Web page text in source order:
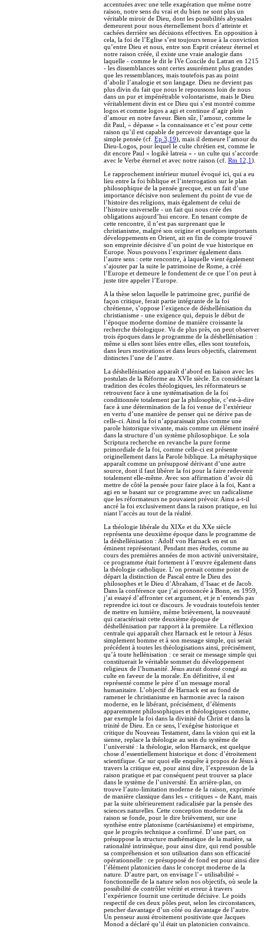
accentuées avec une telle exagération que même notre
raison, notre sens du vrai et du bien ne sont plus un
véritable miroir de Dieu, dont les possibilités abyssales
demeurent pour nous éternellement hors d’atteinte et
cachées derrière ses décisions effectives. En opposition à
cela, la foi de l’Eglise s’est toujours tenue à la conviction
qu’entre Dieu et nous, entre son Esprit créateur éternel et
notre raison créée, il existe une vraie analogie dans
laquelle - comme le dit le IVe Concile du Latran en 1215
- les dissemblances sont certes assurément plus grandes
que les ressemblances, mais toutefois pas au point
d’abolir l’analogie et son langage. Dieu ne devient pas
plus divin du fait que nous le repoussons loin de nous
dans un pur et impénétrable volontarisme, mais le Dieu
véritablement divin est ce Dieu qui s’est montré comme
logos et comme logos a agi et continue d’agir plein
d’amour en notre faveur. Bien sûr, l’amour, comme le
dit Paul, « dépasse » la connaissance et c’est pour cette
raison qu’il est capable de percevoir davantage que la
simple pensée (cf. Ep 3,19), mais il demeure l’amour du
Dieu-Logos, pour lequel le culte chrétien est, comme le
dit encore Paul « logikè latreia » - un culte qui s’accorde
avec le Verbe éternel et avec notre raison (cf. Rm 12,1).
Le rapprochement intérieur mutuel évoqué ici, qui a eu
lieu entre la foi biblique et l’interrogation sur le plan
philosophique de la pensée grecque, est un fait d’une
importance décisive non seulement du point de vue de
l’histoire des religions, mais également de celui de
l’histoire universelle - un fait qui nous crée des
obligations aujourd’hui encore. En tenant compte de
cette rencontre, il n’est pas surprenant que le
christianisme, malgré son origine et quelques importants
développements en Orient, ait en fin de compte trouvé
son empreinte décisive d’un point de vue historique en
Europe. Nous pouvons l’exprimer également dans
l’autre sens : cette rencontre, à laquelle vient également
s’ajouter par la suite le patrimoine de Rome, a créé
l’Europe et demeure le fondement de ce que l’on peut à
juste titre appeler l’Europe.
A la thèse selon laquelle le patrimoine grec, purifié de
façon critique, ferait partie intégrante de la foi
chrétienne, s’oppose l’exigence de déshellénisation du
christianisme - une exigence qui, depuis le début de
l’époque moderne domine de manière croissante la
recherche théologique. Vu de plus près, on peut observer
trois époques dans le programme de la déshellénisation :
même si elles sont liées entre elles, elles sont toutefois,
dans leurs motivations et dans leurs objectifs, clairement
distinctes l’une de l’autre.
La déshellénisation apparaît d’abord en liaison avec les
postulats de la Réforme au XVIe siècle. En considérant la
tradition des écoles théologiques, les réformateurs se
retrouvent face à une systématisation de la foi
conditionnée totalement par la philosophie, c’est-à-dire
face à une détermination de la foi venue de l’extérieur
en vertu d’une manière de penser qui ne dérive pas de
celle-ci. Ainsi la foi n’apparaissait plus comme une
parole historique vivante, mais comme un élément inséré
dans la structure d’un système philosophique. Le sola
Scriptura recherche en revanche la pure forme
primordiale de la foi, comme celle-ci est présente
originellement dans la Parole biblique. La métaphysique
apparaît comme un présupposé dérivant d’une autre
source, dont il faut libérer la foi pour la faire redevenir
totalement elle-même. Avec son affirmation d’avoir dû
mettre de côté la pensée pour faire place à la foi, Kant a
agi en se basant sur ce programme avec un radicalisme
que les réformateurs ne pouvaient prévoir. Ainsi a-t-il
ancré la foi exclusivement dans la raison pratique, en lui
niant l’accès au tout de la réalité.
La théologie libérale du XIXe et du XXe siècle
représenta une deuxième époque dans le programme de
la déshellénisation : Adolf von Harnack en est un
éminent représentant. Pendant mes études, comme au
cours des premières années de mon activité universitaire,
ce programme était fortement à l’œuvre également dans
la théologie catholique. L’on prenait comme point de
départ la distinction de Pascal entre le Dieu des
philosophes et le Dieu d’Abraham, d’Isaac et de Jacob.
Dans la conférence que j’ai prononcée à Bonn, en 1959,
j’ai essayé d’affronter cet argument, et je n’entends pas
reprendre ici tout ce discours. Je voudrais toutefois tenter
de mettre en lumière, même brièvement, la nouveauté
qui caractérisait cette deuxième époque de
déshellénisation par rapport à la première. La réflexion
centrale qui apparaît chez Harnack est le retour à Jésus
simplement homme et à son message simple, qui serait
précédent à toutes les théologisations ainsi, précisément,
qu’à toute hellénisation : ce serait ce message simple qui
constituerait le véritable sommet du développement
religieux de l’humanité. Jésus aurait donné congé au
culte en faveur de la morale. En définitive, il est
représenté comme le père d’un message moral
humanitaire. L’objectif de Harnack est au fond de
ramener le christianisme en harmonie avec la raison
moderne, en le libérant, précisément, d’éléments
apparemment philosophiques et théologiques comme,
par exemple la foi dans la divinité du Christ et dans la
trinité de Dieu. En ce sens, l’exégèse historique et
critique du Nouveau Testament, dans la vision qui est la
sienne, replace la théologie au sein du système de
l’université : la théologie, selon Harnarck, est quelque
chose d’essentiellement historique et donc d’étroitement
scientifique. Ce sur quoi elle enquête à propos de Jésus à
travers la critique est, pour ainsi dire, l’expression de la
raison pratique et par conséquent peut trouver sa place
dans le système de l’université. En arrière-plan, on
trouve l’auto-limitation moderne de la raison, exprimée
de manière classique dans les « critiques » de Kant, mais
par la suite ultérieurement radicalisée par la pensée des
sciences naturelles. Cette conception moderne de la
raison se fonde, pour le dire brièvement, sur une
synthèse entre platonisme (cartésianisme) et empirisme,
que le progrès technique a confirmé. D’une part, on
présuppose la structure mathématique de la matière, sa
rationalité intrinsèque, pour ainsi dire, qui rend possible
sa compréhension et son utilisation dans son efficacité
opérationnelle : ce présupposé de fond est pour ainsi dire
l’élément platonicien dans le concept moderne de la
nature. D’autre part, on envisage l’« utilisabilité »
fonctionnelle de la nature selon nos objectifs, où seule la
possibilité de contrôler vérité et erreur à travers
l’expérience fournit une certitude décisive. Le poids
respectif de ces deux pôles peut, selon les circonstances,
pencher davantage d’un côté ou davantage de l’autre.
Un penseur aussi étroitement positiviste que Jacques
Monod a déclaré qu’il était un platonicien convaincu.